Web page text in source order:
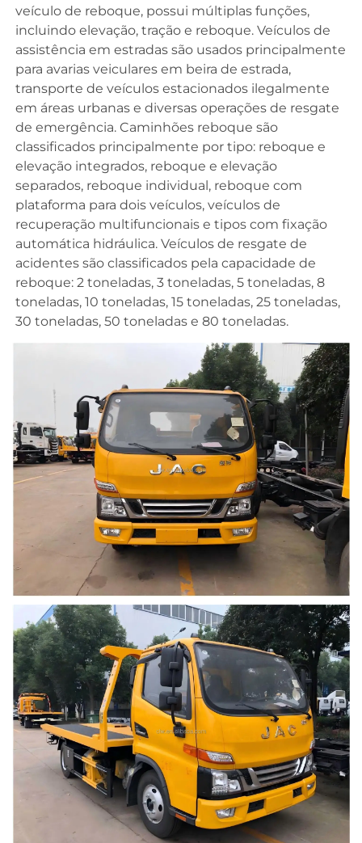
veículo de reboque, possui múltiplas funções,
incluindo elevação, tração e reboque. Veículos de
assistência em estradas são usados principalmente
para avarias veiculares em beira de estrada,
transporte de veículos estacionados ilegalmente
em áreas urbanas e diversas operações de resgate
de emergência. Caminhões reboque são
classificados principalmente por tipo: reboque e
elevação integrados, reboque e elevação
separados, reboque individual, reboque com
plataforma para dois veículos, veículos de
recuperação multifuncionais e tipos com fixação
automática hidráulica. Veículos de resgate de
acidentes são classificados pela capacidade de
reboque: 2 toneladas, 3 toneladas, 5 toneladas, 8
toneladas, 10 toneladas, 15 toneladas, 25 toneladas,
30 toneladas, 50 toneladas e 80 toneladas.